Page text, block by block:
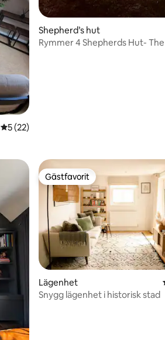
5 av 5 i genomsnittligt betyg, 22
5 (22)
Shepherd’s hut
Rymmer 4 Shepherds Hut-
Gästfavorit
Gästfavorit
Lägenhet
Snygg lägenhet i historisk stad